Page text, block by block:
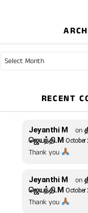
RECENT
Jeyanthi M on
ஜெயந்தி.M October
Thank you
Jeyanthi M on
ஜெயந்தி.M October
Thank you